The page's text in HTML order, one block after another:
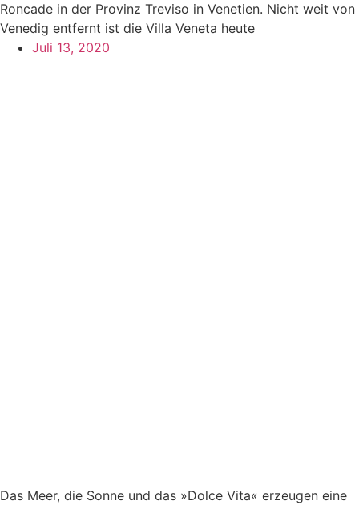
Roncade in der Provinz Treviso in Venetien. Nicht weit von
Venedig entfernt ist die Villa Veneta heute
Juli 13, 2020
Das Meer, die Sonne und das »Dolce Vita« erzeugen eine